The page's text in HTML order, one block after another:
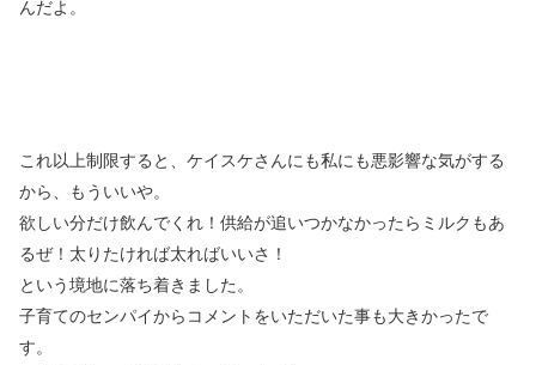
んだよ。
これ以上制限すると、ケイスケさんにも私にも悪影響な気がする
から、もういいや。
欲しい分だけ飲んでくれ！供給が追いつかなかったらミルクもあ
るぜ！太りたければ太ればいいさ！
という境地に落ち着きました。
子育てのセンパイからコメントをいただいた事も大きかったで
す。